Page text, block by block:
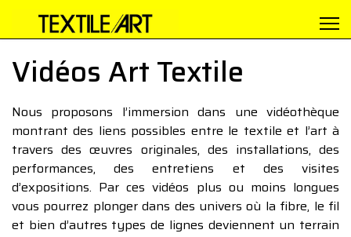
Vidéos Art Textile
Nous proposons l’immersion dans une vidéothèque
montrant des liens possibles entre le textile et l’art à
travers des œuvres originales, des installations, des
performances, des entretiens et des visites
d’expositions. Par ces vidéos plus ou moins longues
vous pourrez plonger dans des univers où la fibre, le fil
et bien d’autres types de lignes deviennent un terrain